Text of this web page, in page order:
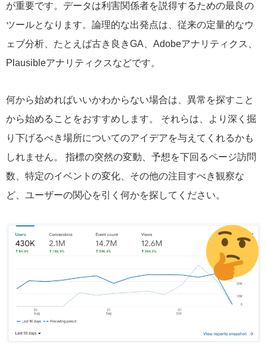
が重要です。データは利害関係者を説得するための最良の
ツールとなります。論理的な出発点は、従来の定量的なウ
ェブ分析、たとえば古き良きGA、Adobeアナリティクス、
Plausibleアナリティクスなどです。
何から始めればいいかわからない場合は、異常を探すこと
から始めることをおすすめします。 それらは、より深く掘
り下げるべき場所についてのアイデアを与えてくれるかも
しれません。 指標の突然の変動、予想を下回るページ訪問
数、特定のイベントの変化、その他の注目すべき観察な
ど、ユーザーの関心を引く何かを探してください。